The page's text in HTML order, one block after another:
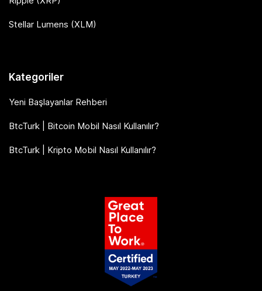
Stellar Lumens (XLM)
Kategoriler
Yeni Başlayanlar Rehberi
BtcTurk | Bitcoin Mobil Nasıl Kullanılır?
BtcTurk | Kripto Mobil Nasıl Kullanılır?